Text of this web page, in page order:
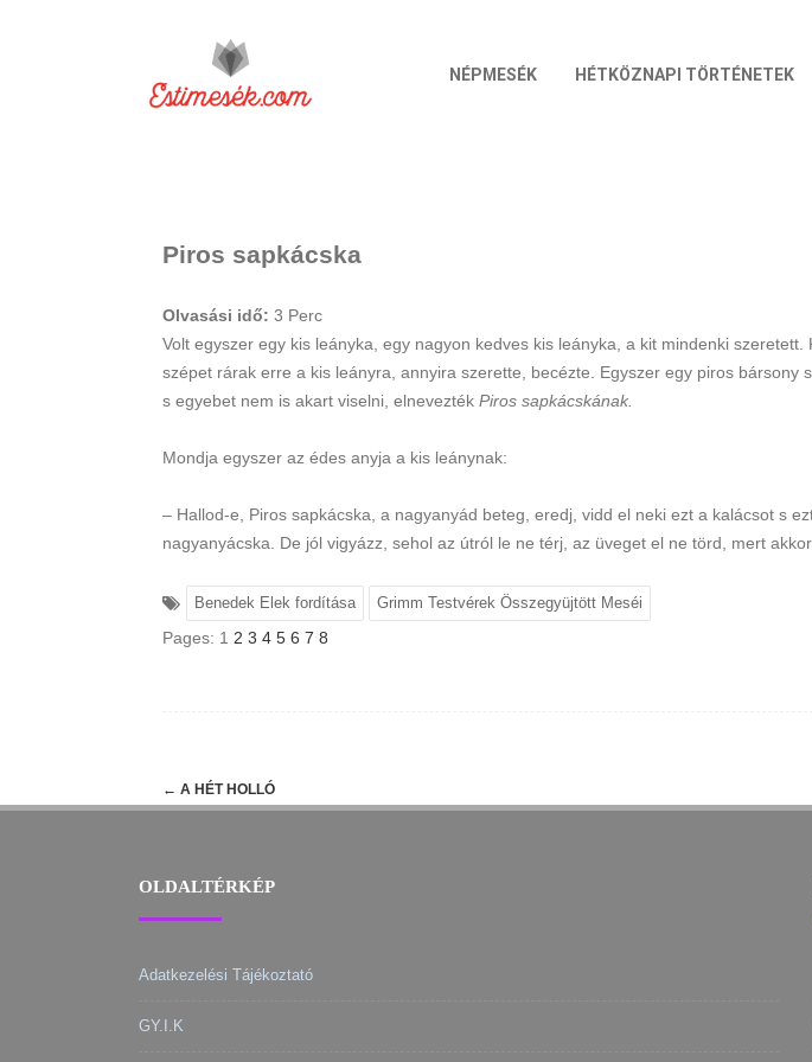
NÉPMESÉK HÉTKÖZNAPI TÖRTÉNETEK
Piros sapkácska
Olvasási idő: 3 Perc
Volt egyszer egy kis leányka, egy nagyon kedves kis leányka, a kit mindenki
szépet rárak erre a kis leányra, annyira szerette, becézte. Egyszer egy piros
s egyebet nem is akart viselni, elnevezték Piros sapkácskának.
Mondja egyszer az édes anyja a kis leánynak:
– Hallod-e, Piros sapkácska, a nagyanyád beteg, eredj, vidd el neki ezt a kalácsot s
nagyanyácska. De jól vigyázz, sehol az útról le ne térj, az üveget el ne törd, mert
Benedek Elek fordítása Grimm Testvérek Összegyüjtött Meséi
Pages: 1 2 3 4 5 6 7 8
Post
← A HÉT HOLLÓ
OLDALTÉRKÉP
Adatkezelési Tájékoztató
GY.I.K